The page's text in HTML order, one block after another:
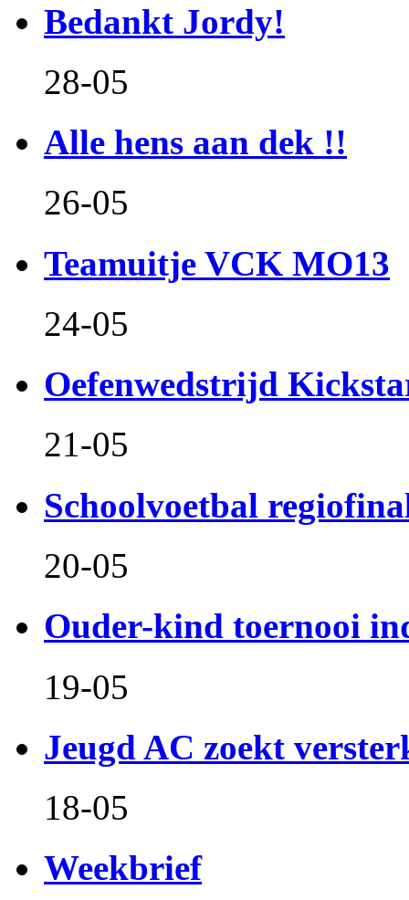
Bedankt Jordy!
28-05
Alle hens aan dek !!
26-05
Teamuitje VCK MO13
24-05
Oefenwedstrijd
21-05
Schoolvoetbal
20-05
Ouder-kind toernooi
19-05
Jeugd AC zoekt
18-05
Weekbrief